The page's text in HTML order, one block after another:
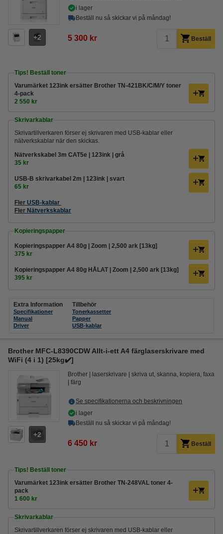
2
i lager
Beställ nu så skickar vi på måndag!
5 300 kr Beställ
Tips! Beställ toner
Varumärket 123ink ersätter Brother TN-421BK/C/M/Y toner
4-pack
2 550 kr
Skrivarkablar
Skrivartillverkaren förser ej skrivaren med USB-kablar eller
nätverkskablar när den skickas.
Nätverkskabel 3m CAT5e | 123ink | grå
35 kr
USB-B skrivarkabel 2m | 123ink | svart
65 kr
Fler USB-kablar
Fler Nätverkskablar
Kopieringspapper
Kopieringspapper A4 80g | Zoom | 2,500 ark [13kg]
375 kr
Kopieringspapper A4 80g HÅLAT | Zoom | 2,500 ark [13kg]
395 kr
Extra Information
Specifikationer
Manual
Driver
Tillbehör
Tonerkassetter
Papper
USB-kablar
Brother MFC-L8390CDW Allt-i-ett A4 färglaserskrivare med
WiFi (4 i 1) [25kg✔️]
2
Brother laserskrivare
skriva ut, skanna, kopiera, faxa
färg
Se specifikationerna och beskrivningen
i lager
Beställ nu så skickar vi på måndag!
6 450 kr Beställ
Tips! Beställ toner
Varumärket 123ink ersätter Brother TN-248VAL toner 4-
pack
1 600 kr
Skrivarkablar
Skrivartillverkaren förser ej skrivaren med USB-kablar eller